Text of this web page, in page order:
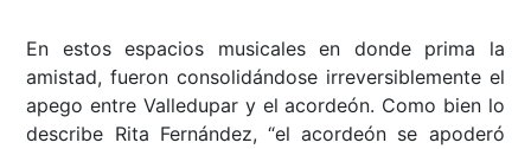
En estos espacios musicales en donde prima la
amistad, fueron consolidándose irreversiblemente el
apego entre Valledupar y el acordeón. Como bien lo
describe Rita Fernández, “el acordeón se apoderó